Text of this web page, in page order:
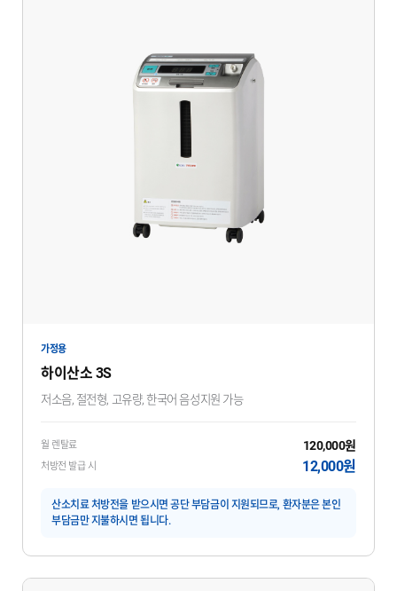
가정용
하이산소 3S
저소음, 절전형, 고유량, 한국어 음성지원 가능
월 렌탈료 120,000원
처방전 발급 시 12,000원
산소치료 처방전을 받으시면 공단 부담금이 지원되므로, 환자분은 본인
부담금만 지불하시면 됩니다.